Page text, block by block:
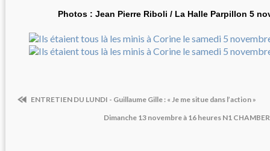
Photos : Jean Pierre Riboli / La Halle Parpillon 5
ENTRETIEN DU LUNDI - Guillaume Gille : « Je me situe dans l’action »
Dimanche 13 novembre à 16 heures N1